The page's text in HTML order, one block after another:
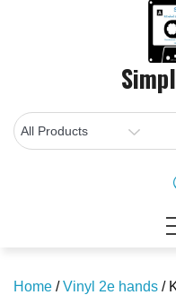
Home /Vinyl 2e hands /